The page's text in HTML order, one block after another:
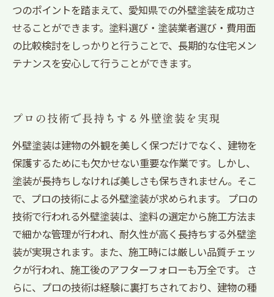
つのポイントを踏まえて、愛知県での外壁塗装を成功さ
せることができます。塗料選び・塗装業者選び・費用面
の比較検討をしっかりと行うことで、長期的な住宅メン
テナンスを安心して行うことができます。
プロの技術で長持ちする外壁塗装を実現
外壁塗装は建物の外観を美しく保つだけでなく、建物を
保護するためにも欠かせない重要な作業です。しかし、
塗装が長持ちしなければ美しさも保ちきれません。そこ
で、プロの技術による外壁塗装が求められます。 プロの
技術で行われる外壁塗装は、塗料の選定から施工方法ま
で細かな管理が行われ、耐久性が高く長持ちする外壁塗
装が実現されます。また、施工時には厳しい品質チェッ
クが行われ、施工後のアフターフォローも万全です。 さ
らに、プロの技術は経験に裏打ちされており、建物の種